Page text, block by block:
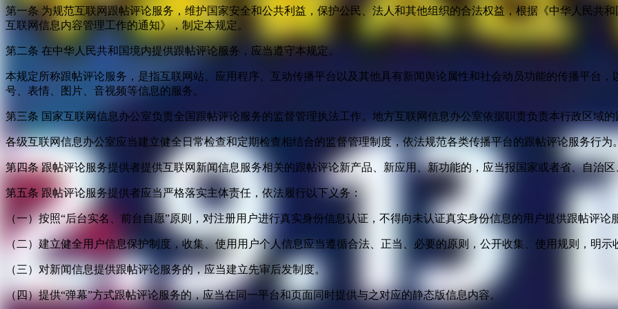
第一条 为规范互联网跟帖评论服务，维护国家安全和公共利益，保护公民、法人和其他组织的合法权益，根据《中华人民共
互联网信息内容管理工作的通知》，制定本规定。
第二条 在中华人民共和国境内提供跟帖评论服务，应当遵守本规定。
本规定所称跟帖评论服务，是指互联网站、应用程序、互动传播平台以及其他具有新闻舆论属性和社会动员功能的传播平台
号、表情、图片、音视频等信息的服务。
第三条 国家互联网信息办公室负责全国跟帖评论服务的监督管理执法工作。地方互联网信息办公室依据职责负责本行政区域
各级互联网信息办公室应当建立健全日常检查和定期检查相结合的监督管理制度，依法规范各类传播平台的跟帖评论服务行为
第四条 跟帖评论服务提供者提供互联网新闻信息服务相关的跟帖评论新产品、新应用、新功能的，应当报国家或者省、自治
第五条 跟帖评论服务提供者应当严格落实主体责任，依法履行以下义务：
（一）按照“后台实名、前台自愿”原则，对注册用户进行真实身份信息认证，不得向未认证真实身份信息的用户提供跟帖评论
（二）建立健全用户信息保护制度，收集、使用用户个人信息应当遵循合法、正当、必要的原则，公开收集、使用规则，明
（三）对新闻信息提供跟帖评论服务的，应当建立先审后发制度。
（四）提供“弹幕”方式跟帖评论服务的，应当在同一平台和页面同时提供与之对应的静态版信息内容。